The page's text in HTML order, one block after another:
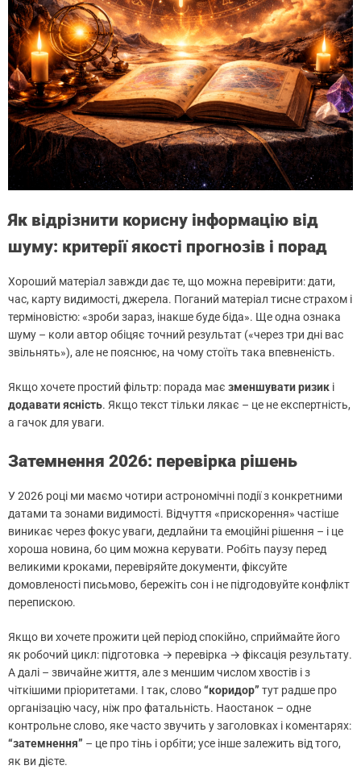
Як відрізнити корисну інформацію від
шуму: критерії якості прогнозів і порад
Хороший матеріал завжди дає те, що можна перевірити: дати,
час, карту видимості, джерела. Поганий матеріал тисне страхом і
терміновістю: «зроби зараз, інакше буде біда». Ще одна ознака
шуму – коли автор обіцяє точний результат («через три дні вас
звільнять»), але не пояснює, на чому стоїть така впевненість.
Якщо хочете простий фільтр: порада має зменшувати ризик і
додавати ясність. Якщо текст тільки лякає – це не експертність,
а гачок для уваги.
Затемнення 2026: перевірка рішень
У 2026 році ми маємо чотири астрономічні події з конкретними
датами та зонами видимості. Відчуття «прискорення» частіше
виникає через фокус уваги, дедлайни та емоційні рішення – і це
хороша новина, бо цим можна керувати. Робіть паузу перед
великими кроками, перевіряйте документи, фіксуйте
домовленості письмово, бережіть сон і не підгодовуйте конфлікт
перепискою.
Якщо ви хочете прожити цей період спокійно, сприймайте його
як робочий цикл: підготовка → перевірка → фіксація результату.
А далі – звичайне життя, але з меншим числом хвостів і з
чіткішими пріоритетами. І так, слово“коридор” тут радше про
організацію часу, ніж про фатальність. Наостанок – одне
контрольне слово, яке часто звучить у заголовках і коментарях:
“затемнення” – це про тінь і орбіти; усе інше залежить від того,
як ви дієте.